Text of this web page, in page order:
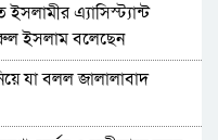
এ্যাসিস্ট্যান্ট
ইসলাম বলেছেন
যা বলল জালালাবাদ